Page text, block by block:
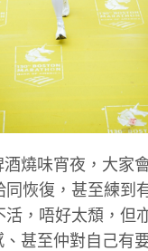
燒味宵夜， 大家
恢復， 甚至練到
活，唔好太頹，但
甚至仲對自己有